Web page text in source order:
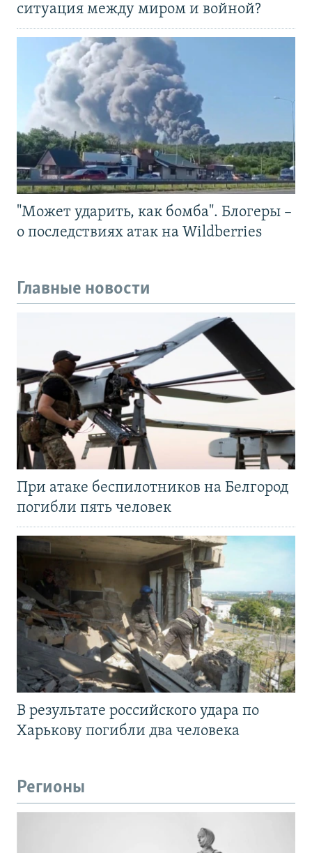
ситуация между миром и войной?
"Может ударить, как бомба". Блогеры –
о последствиях атак на Wildberries
Главные новости
При атаке беспилотников на Белгород
погибли пять человек
В результате российского удара по
Харькову погибли два человека
Регионы